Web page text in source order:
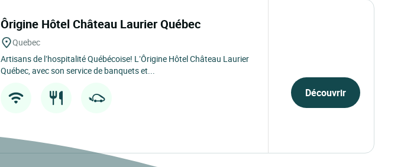
Ôrigine Hôtel Château Laurier Québec
Quebec
Artisans de l’hospitalité Québécoise! L’Ôrigine Hôtel Château Laurier
Québec, avec son service de banquets et...
Découvrir